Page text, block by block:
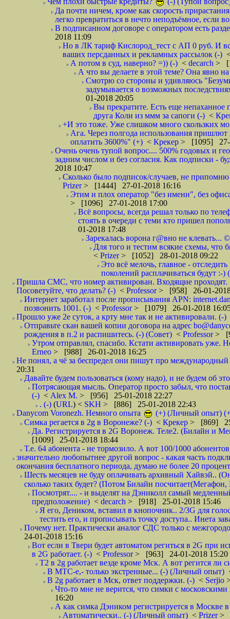
Да почти ничем, кроме как скорость
легко превратиться в нечто неподъёмное, если
В подписанном договоре с оператором есть
2018 11:09
Но в ЛК тариф Кислород_тест с АП 0 руб. И
ваших персданных и рекламных рассылок (-)
А потом в суд, наверно? =)) (-) < decarch >
А что вы делаете в этой теме? Она явно
Смотрю со стороны и удивляюсь
задумывается о возможных
01-2018 20:05
Вы прекратите. Есть еще непаханное
друга Коли из ммм за сапоги (-) <
+И это тоже. Уже слишком много скользких
Ага. Через полгода использования
оплатить 3600%" (+) < Крекер > [1095] 27-
Очень очень тупой вопрос.... 500% годовых и
задним числом и без согласия. Как подписки -
2018 10:47
Сколько было подписок/случаев, не
Prizer> [1444] 27-01-2018 16:16
Этим и плох оператор "без имени", без
> [1096] 27-01-2018 17:00
Всё вопросы, всегда решал только по
стоять в очереди с теми кто пришел
01-2018 17:48
Зарекалась ворона г@вно не клевать...
Для того и тестим всякие схемы, что
< Prizer> [1052] 28-01-2018 09:22
Это всё мелочь, главное -
поколений расплачиваться будут :-)
Пришла СМС, что номер активирован. Входящие проходят.
Посоветуйте, что делать? (-) < Professor> [958] 26-01-
Интернет заработал после прописывания APN:
позвонить 1001. (-) < Professor> [1079] 26-01-2018
Прошло уже 2е суток, а крту мне так и не активировали. (-)
Отправьте скан вашей копии договора на адрес
рождения в п.2 и распишитесь. (-) (Совет) < Professor>
Утром отправлял, спасибо. Кстати активировать уже.
Erneo > [988] 26-01-2018 16:25
Не понял, а чё за беспредел они пишут про
20:31
Давайте будем пользоваться (кому надо), и не будем об
Потрясающая мысль. Оператор просто забыл, что
(-) < Alex M. > [956] 25-01-2018 22:27
. (-) (URL) < SKH > [886] 25-01-2018 22:43
Danycom Voronezh. Немного опыта
(+) (Личный опыт)
Симка регается в 2g в Воронеже? (-) < Крекер > [869]
Да. Регистрируется в 2G Воронеж. Теле2. (Билайн и
[1009] 25-01-2018 18:44
Т.е. 64 абонента - не тормозило. А вот 100/1000
значительно любопытнее другой вопрос - какая часть
окончания бесплатного периода, думаю не более 20
Шесть месяцев не буду оплачивать архивный Хайвэй..
сколько таких будет? (Потом Билайн
Посмотрят.... - и выделят на Дэниколл самый
предположение) < decarch > [918] 25-01-2018 15:46
Я его, Деником, вставил в кнопочник.. 2/3G для
тестить его, и прописывать точку доступа.. Инета
Почему нет. Практически аналог СДС только с
24-01-2018 15:16
Вот если в Твери будет автоматом региться в 2G при
в 2G работает. (-) < Professor> [963] 24-01-2018 15:20
T2 в 2g работает везде кроме Мск. А вот регится
В МТС-е,- только экстренные... (-) (Личный опыт)
В 2g работает в Мск, ответ поддержки. (-) < Serjio
Что-то мне не верится, что симки с
16:20
А как симка Дэником регистрируется в Москве
Автоматически.. (-) (Личный опыт) < Prizer>